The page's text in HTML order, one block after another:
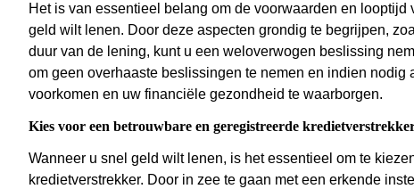
Het is van essentieel belang om de voorwaarden en
geld wilt lenen. Door deze aspecten grondig te begrijpen,
duur van de lening, kunt u een weloverwogen beslissing
om geen overhaaste beslissingen te nemen en indien
voorkomen en uw financiële gezondheid te waarborgen.
Kies voor een betrouwbare en geregistreerde
Wanneer u snel geld wilt lenen, is het essentieel om te
kredietverstrekker. Door in zee te gaan met een erkende